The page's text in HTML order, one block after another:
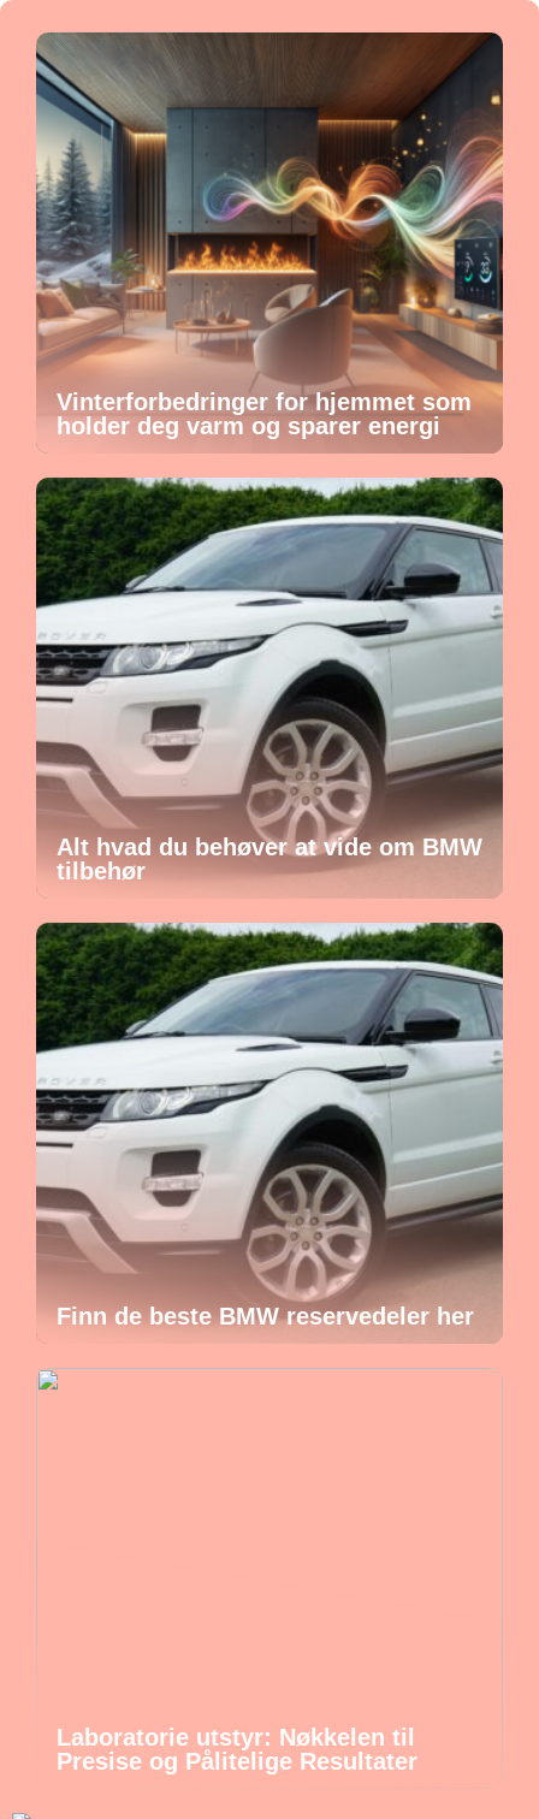
Vinterforbedringer for hjemmet som
holder deg varm og sparer energi
Alt hvad du behøver at vide om BMW
tilbehør
Finn de beste BMW reservedeler her
Laboratorie utstyr: Nøkkelen til
Presise og Pålitelige Resultater